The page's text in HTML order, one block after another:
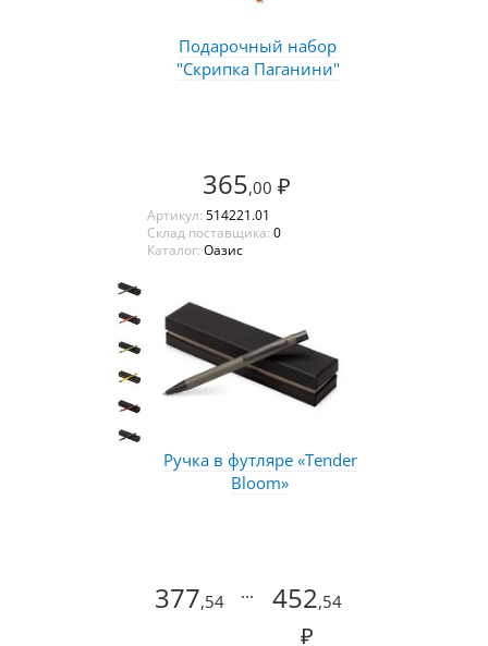
Подарочный набор
"Скрипка Паганини"
365,00 ₽
Артикул: 514221.01
Склад поставщика: 0
Каталог: Оазис
Ручка в футляре «Tender
Bloom»
377,54 ... 452,54
₽